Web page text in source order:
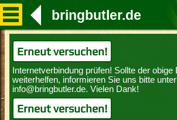
bringbutler.de
Erneut versuchen!
Erneut versuchen!